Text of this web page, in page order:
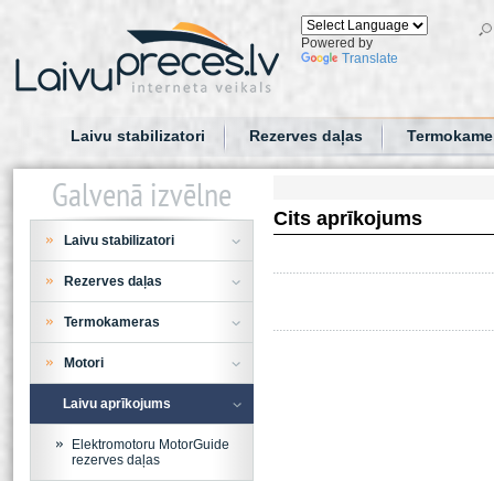
Powered by
Translate
Laivu stabilizatori Rezerves daļas
Cits aprīkojums
Galvenā izvēlne
Laivu stabilizatori
Rezerves daļas
Termokameras
Motori
Laivu aprīkojums
Elektromotoru MotorGuide
rezerves daļas